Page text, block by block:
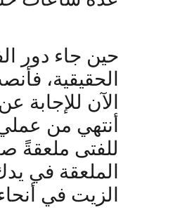
حين جاء دور
الحقيقية،
الآن
أنتهي من
للفتى ملعقةً
الملعقة في
الزيت في